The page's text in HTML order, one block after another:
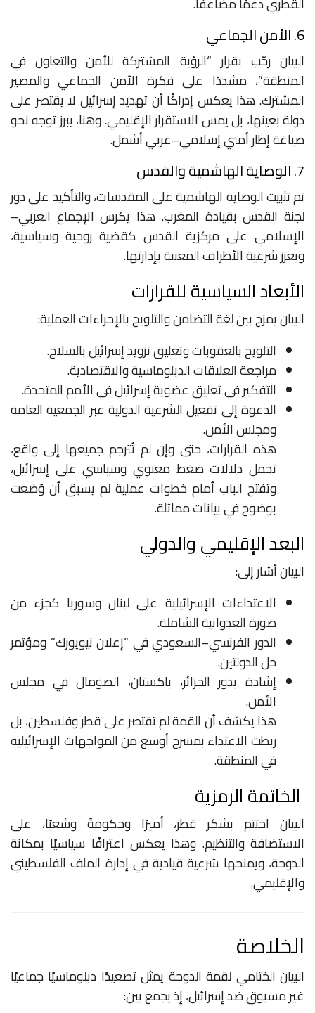
6. الأمن الجماعي
البيان رحّب بقرار “الرؤية المشتركة للأمن والتعاون في
المنطقة”، مشددًا على فكرة الأمن الجماعي والمصير
المشترك. هذا يعكس إدراكًا أن تهديد إسرائيل لا يقتصر على
دولة بعينها، بل يمس الاستقرار الإقليمي. وهنا، يبرز توجه نحو
صياغة إطار أمني إسلامي–عربي أشمل.
7. الوصاية الهاشمية والقدس
تم تثبيت الوصاية الهاشمية على المقدسات، والتأكيد على دور
لجنة القدس بقيادة المغرب. هذا يكرس الإجماع العربي–
الإسلامي على مركزية القدس كقضية روحية وسياسية،
ويعزز شرعية الأطراف المعنية بإدارتها.
الأبعاد السياسية للقرارات
البيان يمزج بين لغة التضامن والتلويح بالإجراءات العملية:
التلويح بالعقوبات وتعليق تزويد إسرائيل بالسلاح.
مراجعة العلاقات الدبلوماسية والاقتصادية.
التفكير في تعليق عضوية إسرائيل في الأمم المتحدة.
الدعوة إلى تفعيل الشرعية الدولية عبر الجمعية العامة
ومجلس الأمن.
هذه القرارات، حتى وإن لم تُترجم جميعها إلى واقع،
تحمل دلالات ضغط معنوي وسياسي على إسرائيل،
وتفتح الباب أمام خطوات عملية لم يسبق أن وُضعت
بوضوح في بيانات مماثلة.
البعد الإقليمي والدولي
البيان أشار إلى:
الاعتداءات الإسرائيلية على لبنان وسوريا كجزء من
صورة العدوانية الشاملة.
الدور الفرنسي–السعودي في “إعلان نيويورك” ومؤتمر
حل الدولتين.
إشادة بدور الجزائر، باكستان، الصومال في مجلس
الأمن.
هذا يكشف أن القمة لم تقتصر على قطر وفلسطين، بل
ربطت الاعتداء بمسرح أوسع من المواجهات الإسرائيلية
في المنطقة.
الخاتمة الرمزية
البيان اختتم بشكر قطر، أميرًا وحكومةً وشعبًا، على
الاستضافة والتنظيم. وهذا يعكس اعترافًا سياسيًا بمكانة
الدوحة، ويمنحها شرعية قيادية في إدارة الملف الفلسطيني
والإقليمي.
الخلاصة
البيان الختامي لقمة الدوحة يمثل تصعيدًا دبلوماسيًا جماعيًا
غير مسبوق ضد إسرائيل، إذ يجمع بين: